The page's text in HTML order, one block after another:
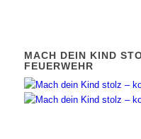
MACH DEIN KIND
FEUERWEHR